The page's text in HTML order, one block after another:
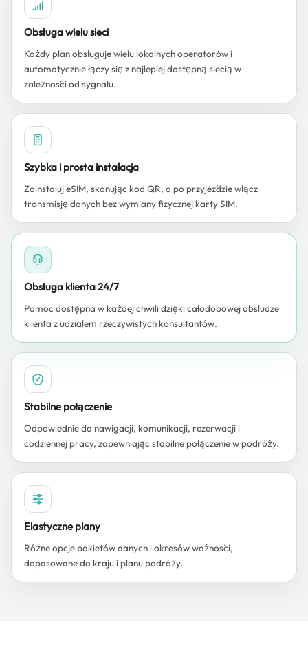
Obsługa wielu sieci
Każdy plan obsługuje wielu lokalnych operatorów i
automatycznie łączy się z najlepiej dostępną siecią w
zależności od sygnału.
Szybka i prosta instalacja
Zainstaluj eSIM, skanując kod QR, a po przyjeździe włącz
transmisję danych bez wymiany fizycznej karty SIM.
Obsługa klienta 24/7
Pomoc dostępna w każdej chwili dzięki całodobowej obsłudze
klienta z udziałem rzeczywistych konsultantów.
Stabilne połączenie
Odpowiednie do nawigacji, komunikacji, rezerwacji i
codziennej pracy, zapewniając stabilne połączenie w podróży.
Elastyczne plany
Różne opcje pakietów danych i okresów ważności,
dopasowane do kraju i planu podróży.